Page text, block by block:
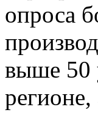
опроса
выше 50